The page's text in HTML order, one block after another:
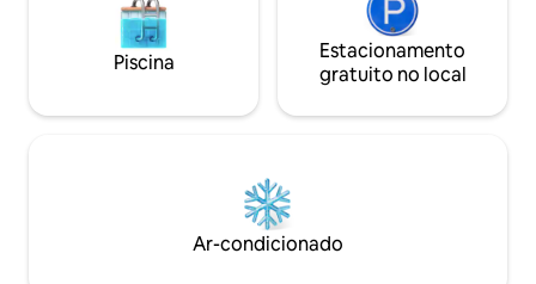
Piscina
Estacionamento
gratuito no local
Ar-condicionado